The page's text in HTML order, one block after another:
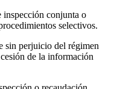
inspección conjunta o
selectivos.
sin perjuicio del régimen
de la información